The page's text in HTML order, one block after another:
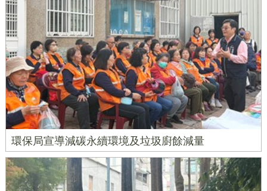
環保局宣導減碳永續環境及垃圾廚餘減量